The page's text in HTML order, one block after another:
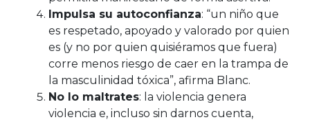
Impulsa su autoconfianza: “un niño que
es respetado, apoyado y valorado por quien
es (y no por quien quisiéramos que fuera)
corre menos riesgo de caer en la trampa de
la masculinidad tóxica”, afirma Blanc.
No lo maltrates: la violencia genera
violencia e, incluso sin darnos cuenta,